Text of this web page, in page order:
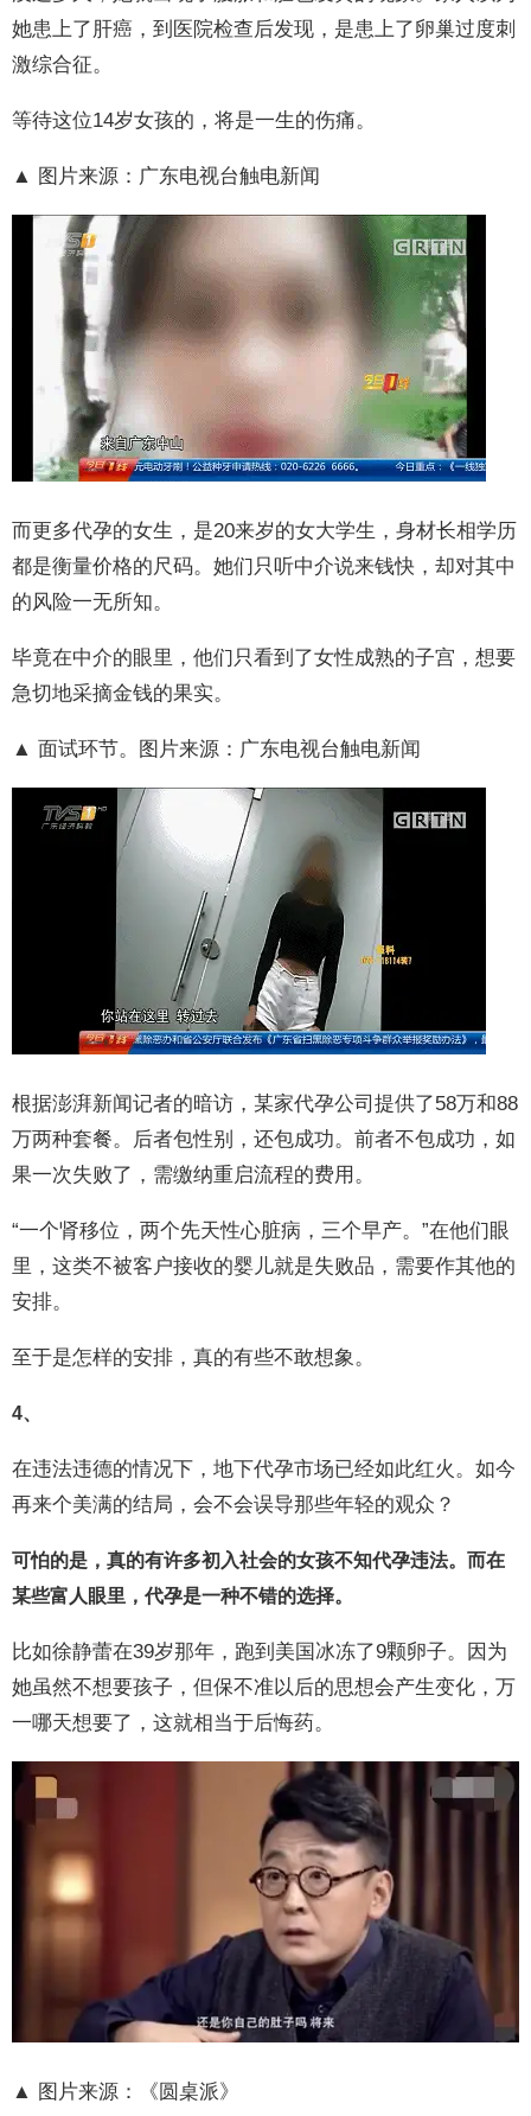
她患上了肝癌，到医院检查后发现，是患上了卵巢过度刺
激综合征。
等待这位14岁女孩的，将是一生的伤痛。
▲ 图片来源：广东电视台触电新闻
而更多代孕的女生，是20来岁的女大学生，身材长相学历
都是衡量价格的尺码。她们只听中介说来钱快，却对其中
的风险一无所知。
毕竟在中介的眼里，他们只看到了女性成熟的子宫，想要
急切地采摘金钱的果实。
▲ 面试环节。图片来源：广东电视台触电新闻
根据澎湃新闻记者的暗访，某家代孕公司提供了58万和88
万两种套餐。后者包性别，还包成功。前者不包成功，如
果一次失败了，需缴纳重启流程的费用。
“一个肾移位，两个先天性心脏病，三个早产。”在他们眼
里，这类不被客户接收的婴儿就是失败品，需要作其他的
安排。
至于是怎样的安排，真的有些不敢想象。
4、
在违法违德的情况下，地下代孕市场已经如此红火。如今
再来个美满的结局，会不会误导那些年轻的观众？
可怕的是，真的有许多初入社会的女孩不知代孕违法。而在
某些富人眼里，代孕是一种不错的选择。
比如徐静蕾在39岁那年，跑到美国冰冻了9颗卵子。因为
她虽然不想要孩子，但保不准以后的思想会产生变化，万
一哪天想要了，这就相当于后悔药。
▲ 图片来源：《圆桌派》